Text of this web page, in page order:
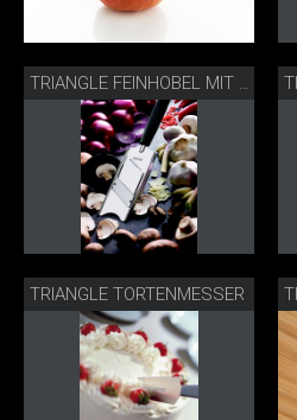
TRIANGLE FEINHOBEL MIT RESTEHALTER
TRIANGLE TORTENMESSER